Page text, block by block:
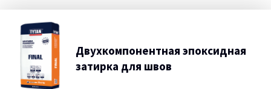
Двухкомпонентная эпоксидная
затирка для швов